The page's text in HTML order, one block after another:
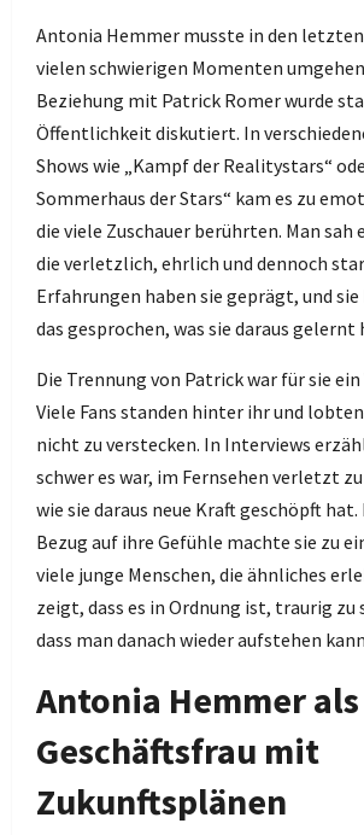
Antonia Hemmer musste in den
vielen schwierigen Momenten
Beziehung mit Patrick Romer wurde
Öffentlichkeit diskutiert. In
Shows wie „Kampf der Realitystars“
Sommerhaus der Stars“ kam es zu
die viele Zuschauer berührten. Man sah
die verletzlich, ehrlich und dennoch
Erfahrungen haben sie geprägt, und
das gesprochen, was sie daraus gelernt
Die Trennung von Patrick war für sie
Viele Fans standen hinter ihr und
nicht zu verstecken. In Interviews
schwer es war, im Fernsehen verletzt
wie sie daraus neue Kraft geschöpft
Bezug auf ihre Gefühle machte sie zu
viele junge Menschen, die ähnliches
zeigt, dass es in Ordnung ist, traurig zu
dass man danach wieder aufstehen
Antonia Hemmer als
Geschäftsfrau mit
Zukunftsplänen